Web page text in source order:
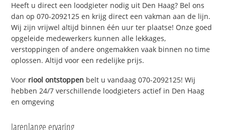
Heeft u direct een loodgieter nodig uit Den Haag? Bel ons
dan op 070-2092125 en krijg direct een vakman aan de lijn.
Wij zijn vrijwel altijd binnen één uur ter plaatse! Onze goed
opgeleide medewerkers kunnen alle lekkages,
verstoppingen of andere ongemakken vaak binnen no time
oplossen. Altijd voor een redelijke prijs.
Voor riool ontstoppen belt u vandaag 070-2092125! Wij
hebben 24/7 verschillende loodgieters actief in Den Haag
en omgeving
Jarenlange ervaring